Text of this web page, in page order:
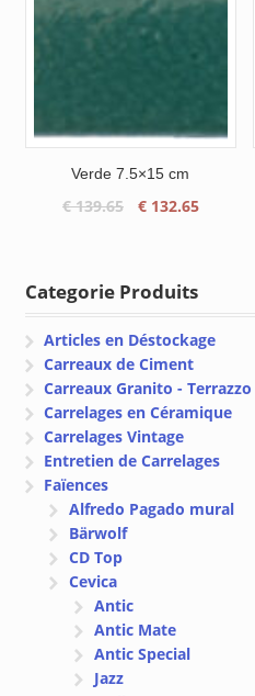
Verde 7.5×15 cm
€139.65
Le
€ 139.65.
€132.65Le
€ 132.65.
Categorie Produits
Articles en Déstockage
Carreaux de Ciment
Carreaux Granito - Terrazzo
Carrelages en Céramique
Carrelages Vintage
Entretien de Carrelages
Faïences
Alfredo Pagado mural
Bärwolf
CD Top
Cevica
Antic
Antic Mate
Antic Special
Jazz